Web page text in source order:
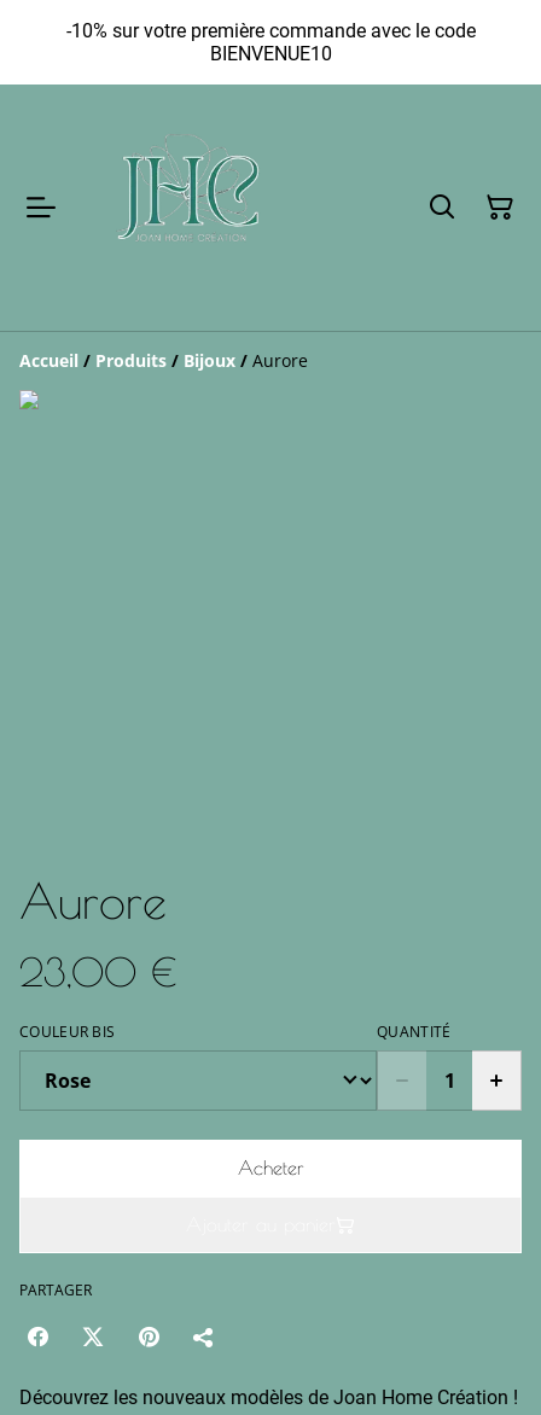
-10% sur votre première commande avec le code
BIENVENUE10
Accueil / Produits / Bijoux / Aurore
Aurore
23,00 €
COULEUR BIS QUANTITÉ
Acheter
PARTAGER
Découvrez les nouveaux modèles de Joan Home Création !